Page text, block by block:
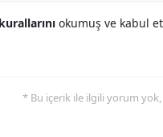
okumuş ve kabul
* Bu içerik ile ilgili yorum yok,